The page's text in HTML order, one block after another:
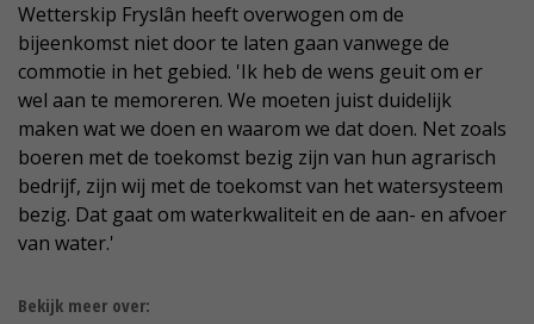
Wetterskip Fryslân heeft overwogen om de
bijeenkomst niet door te laten gaan vanwege de
commotie in het gebied. 'Ik heb de wens geuit om er
wel aan te memoreren. We moeten juist duidelijk
maken wat we doen en waarom we dat doen. Net zoals
boeren met de toekomst bezig zijn van hun agrarisch
bedrijf, zijn wij met de toekomst van het watersysteem
bezig. Dat gaat om waterkwaliteit en de aan- en afvoer
van water.'
Bekijk meer over: